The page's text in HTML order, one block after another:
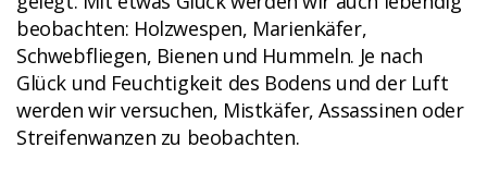
beobachten: Holzwespen, Marienkäfer,
Schwebfliegen, Bienen und Hummeln. Je nach
Glück und Feuchtigkeit des Bodens und der Luft
werden wir versuchen, Mistkäfer, Assassinen oder
Streifenwanzen zu beobachten.